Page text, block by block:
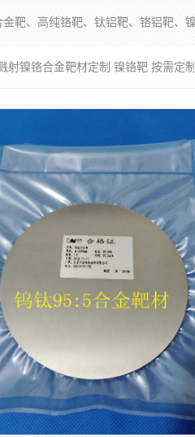
射镍铬合金靶材定制 镍铬靶 按需定制